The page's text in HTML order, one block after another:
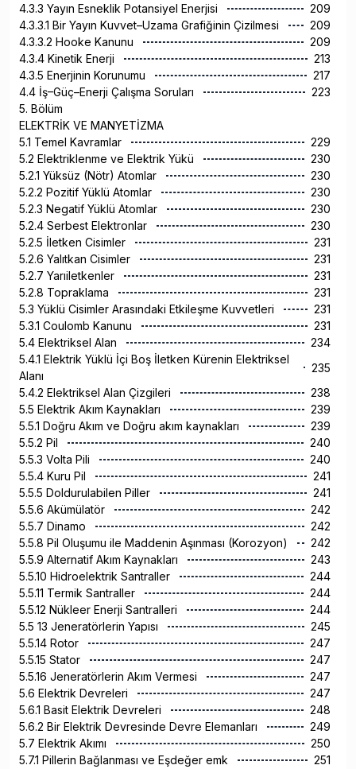
4.3.3 Yayın Esneklik Potansiyel Enerjisi
209
4.3.3.1 Bir Yayın Kuvvet–Uzama Grafiğinin Çizilmesi
209
4.3.3.2 Hooke Kanunu
209
4.3.4 Kinetik Enerji
213
4.3.5 Enerjinin Korunumu
217
4.4 İş–Güç–Enerji Çalışma Soruları
223
5. Bölüm
ELEKTRİK VE MANYETİZMA
5.1 Temel Kavramlar
229
5.2 Elektriklenme ve Elektrik Yükü
230
5.2.1 Yüksüz (Nötr) Atomlar
230
5.2.2 Pozitif Yüklü Atomlar
230
5.2.3 Negatif Yüklü Atomlar
230
5.2.4 Serbest Elektronlar
230
5.2.5 İletken Cisimler
231
5.2.6 Yalıtkan Cisimler
231
5.2.7 Yarıiletkenler
231
5.2.8 Topraklama
231
5.3 Yüklü Cisimler Arasındaki Etkileşme Kuvvetleri
231
5.3.1 Coulomb Kanunu
231
5.4 Elektriksel Alan
234
5.4.1 Elektrik Yüklü İçi Boş İletken Kürenin Elektriksel
Alanı
235
5.4.2 Elektriksel Alan Çizgileri
238
5.5 Elektrik Akım Kaynakları
239
5.5.1 Doğru Akım ve Doğru akım kaynakları
239
5.5.2 Pil
240
5.5.3 Volta Pili
240
5.5.4 Kuru Pil
241
5.5.5 Doldurulabilen Piller
241
5.5.6 Akümülatör
242
5.5.7 Dinamo
242
5.5.8 Pil Oluşumu ile Maddenin Aşınması (Korozyon)
242
5.5.9 Alternatif Akım Kaynakları
243
5.5.10 Hidroelektrik Santraller
244
5.5.11 Termik Santraller
244
5.5.12 Nükleer Enerji Santralleri
244
5.5 13 Jeneratörlerin Yapısı
245
5.5.14 Rotor
247
5.5.15 Stator
247
5.5.16 Jeneratörlerin Akım Vermesi
247
5.6 Elektrik Devreleri
247
5.6.1 Basit Elektrik Devreleri
248
5.6.2 Bir Elektrik Devresinde Devre Elemanları
249
5.7 Elektrik Akımı
250
5.7.1 Pillerin Bağlanması ve Eşdeğer emk
251